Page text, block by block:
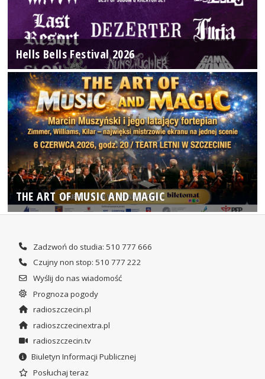
Hells Bells Festival 2026
THE ART OF MUSIC AND MAGIC
Zadzwoń do studia: 510 777 666
Czujny non stop: 510 777 222
Wyślij do nas wiadomość
Prognoza pogody
radioszczecin.pl
radioszczecinextra.pl
radioszczecin.tv
Biuletyn Informacji Publicznej
Posłuchaj teraz